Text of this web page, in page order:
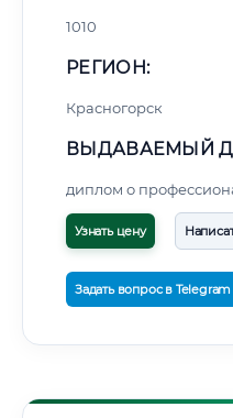
1010
РЕГИОН:
Красногорск
ВЫДАВАЕМЫЙ
диплом о
Узнать цену
Задать вопрос в Telegram